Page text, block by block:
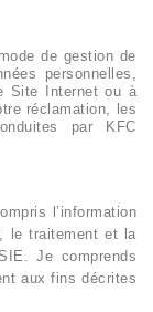
de gestion de
personnelles,
Site Internet ou à
réclamation, les
par KFC
l’information
le traitement et la
Je comprends
aux fins décrites